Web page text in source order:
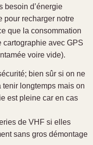
besoin d’énergie
pour recharger notre
que la consommation
cartographie avec GPS
voire vide).
bien sûr si on ne
longtemps mais on
est pleine car en cas
de VHF si elles
sans gros démontage